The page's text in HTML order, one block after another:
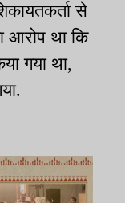
से
आरोप था कि
गया था,